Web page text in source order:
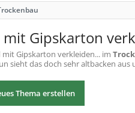
Gipskarton
mit Gipskarton verkleiden... im
sieht das doch sehr altbacken aus
Thema erstellen